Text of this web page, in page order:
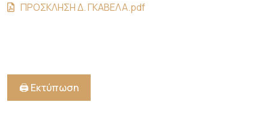
ΠΡΟΣΚΛΗΣΗ Δ. ΓΚΑΒΕΛΑ.pdf
🖨️ Εκτύπωση